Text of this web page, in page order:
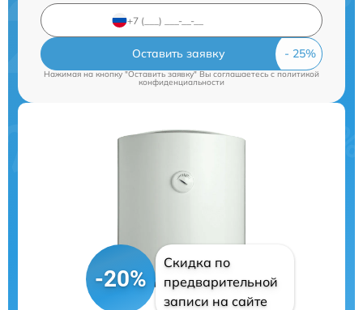
Оставить заявку
Нажимая на кнопку "Оставить заявку" Вы соглашаетесь cполитикой
конфиденциальности
-20%
Скидка по
предварительной
записи на сайте